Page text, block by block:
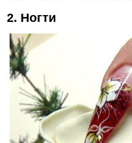
2. Ногти